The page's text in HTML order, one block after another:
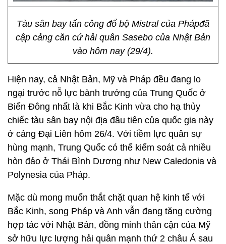
Tàu sân bay tấn công đổ bộ Mistral của Phápđã
cập cảng căn cứ hải quân Sasebo của Nhật Bản
vào hôm nay (29/4).
Hiện nay, cả Nhật Bản, Mỹ và Pháp đều đang lo
ngại trước nỗ lực bành trướng của Trung Quốc ở
Biển Đông nhất là khi Bắc Kinh vừa cho hạ thủy
chiếc tàu sân bay nội địa đầu tiên của quốc gia này
ở cảng Đại Liên hôm 26/4. Với tiềm lực quân sự
hùng mạnh, Trung Quốc có thể kiểm soát cả nhiều
hòn đảo ở Thái Bình Dương như New Caledonia và
Polynesia của Pháp.
Mặc dù mong muốn thắt chặt quan hệ kinh tế với
Bắc Kinh, song Pháp và Anh vẫn đang tăng cường
hợp tác với Nhật Bản, đồng minh thân cận của Mỹ
sở hữu lực lượng hải quân mạnh thứ 2 châu Á sau